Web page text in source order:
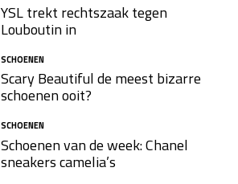
YSL trekt rechtszaak tegen
Louboutin in
SCHOENEN
Scary Beautiful de meest bizarre
schoenen ooit?
SCHOENEN
Schoenen van de week: Chanel
sneakers camelia’s